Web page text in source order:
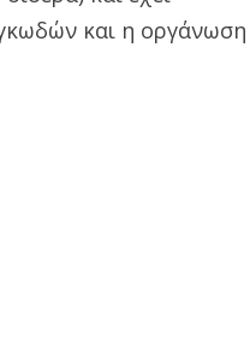
και η οργάνωση